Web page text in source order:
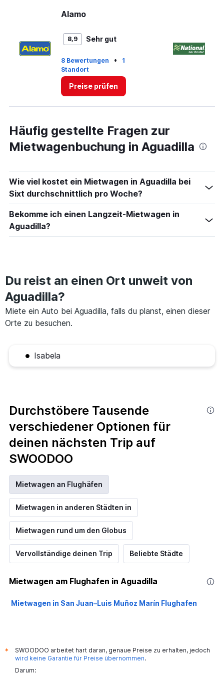
to
60.
Alamo
8,9 Sehr gut
8 Bewertungen •
1
Standort
Preise prüfen
Häufig gestellte Fragen zur
Mietwagenbuchung in Aguadilla
Wie viel kostet ein Mietwagen in Aguadilla bei
Sixt durchschnittlich pro Woche?
Bekomme ich einen Langzeit-Mietwagen in
Aguadilla?
Du reist an einen Ort unweit von
Aguadilla?
Miete ein Auto bei Aguadilla, falls du planst, einen dieser
Orte zu besuchen.
Isabela
Durchstöbere Tausende
verschiedener Optionen für
deinen nächsten Trip auf
SWOODOO
Mietwagen an Flughäfen
Mietwagen in anderen Städten in
Mietwagen rund um den Globus
Vervollständige deinen Trip Beliebte Städte
Mietwagen am Flughafen in Aguadilla
Mietwagen in San Juan–Luis Muñoz Marín Flughafen
*
SWOODOO arbeitet hart daran, genaue Preise zu erhalten, jedoch
wird keine Garantie für Preise übernommen.
Darum: